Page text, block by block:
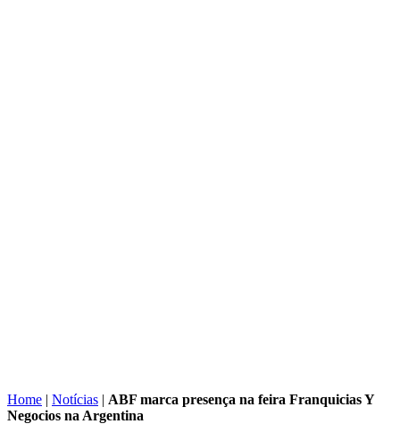
Home | Notícias | ABF marca presença na feira Franquicias Y
Negocios na Argentina